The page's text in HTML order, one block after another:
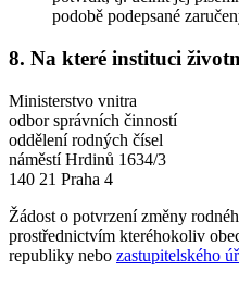
podobě podepsané
8. Na které instituci
Ministerstvo vnitra
odbor správních činností
oddělení rodných čísel
náměstí Hrdinů 1634/3
140 21 Praha 4
Žádost o potvrzení změny
prostřednictvím kteréhokoliv
republiky nebo zastupitelského